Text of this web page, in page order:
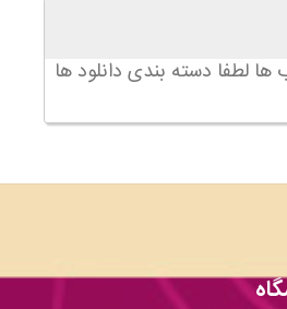
ها لطفا دسته بندی دانلود ها